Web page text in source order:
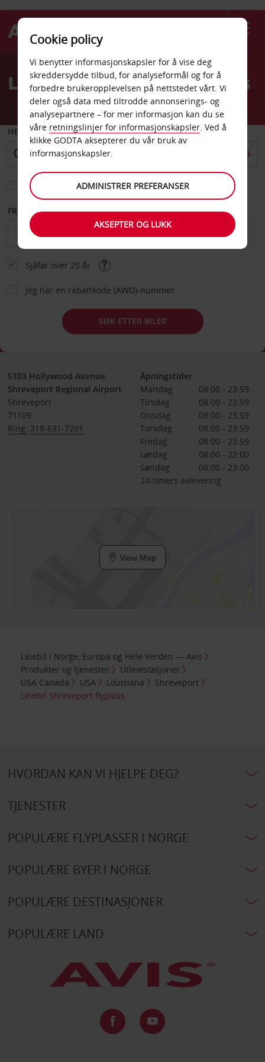
Welcome
AvisLeiebil Shreveport flyplass
HENT FRA
Velg et annet leveringssted
FRA DATO TIL DATO
Sjåfør over 25 år
Jeg har en rabattkode (AWD)-nummer
SØK ETTER BILER
5103 Hollywood Avenue
Shreveport Regional Airport
Shreveport
71109
Ring: 318-631-7201
Åpningstider
Mandag
08:00 - 23:59
Tirsdag
08:00 - 23:59
Onsdag
08:00 - 23:59
Torsdag
08:00 - 23:59
Fredag
08:00 - 23:59
Lørdag
08:00 - 22:00
Søndag
08:00 - 23:00
24-timers avlevering
View Map
Leiebil i Norge, Europa og Hele Verden — Avis
Produkter og tjenester
Utleiestasjoner
USA Canada
USA Louisiana
Shreveport
Leiebil Shreveport flyplass
HVORDAN KAN VI HJELPE DEG?
TJENESTER
POPULÆRE FLYPLASSER I NORGE
POPULÆRE BYER I NORGE
POPULÆRE DESTINASJONER
POPULÆRE LAND
Cookie policy
Vi benytter informasjonskapsler for å vise deg
skreddersydde tilbud, for analyseformål og for å
forbedre brukeropplevelsen på nettstedet vårt. Vi
deler også data med tiltrodde annonserings- og
analysepartnere – for mer informasjon kan du se
våre retningslinjer for informasjonskapsler. Ved å
klikke GODTA aksepterer du vår bruk av
informasjonskapsler.
ADMINISTRER PREFERANSER
AKSEPTER OG LUKK